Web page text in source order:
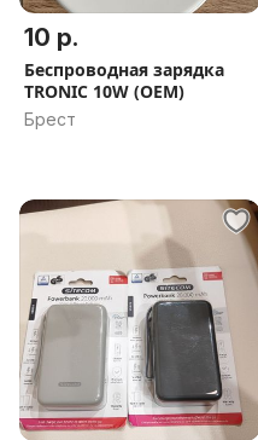
10 р.
Беспроводная зарядка
TRONIC 10W (OEM)
Брест